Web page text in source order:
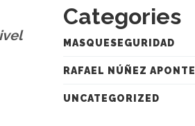
Categories
MASQUESEGURIDAD
RAFAEL NÚÑEZ APONTE
UNCATEGORIZED